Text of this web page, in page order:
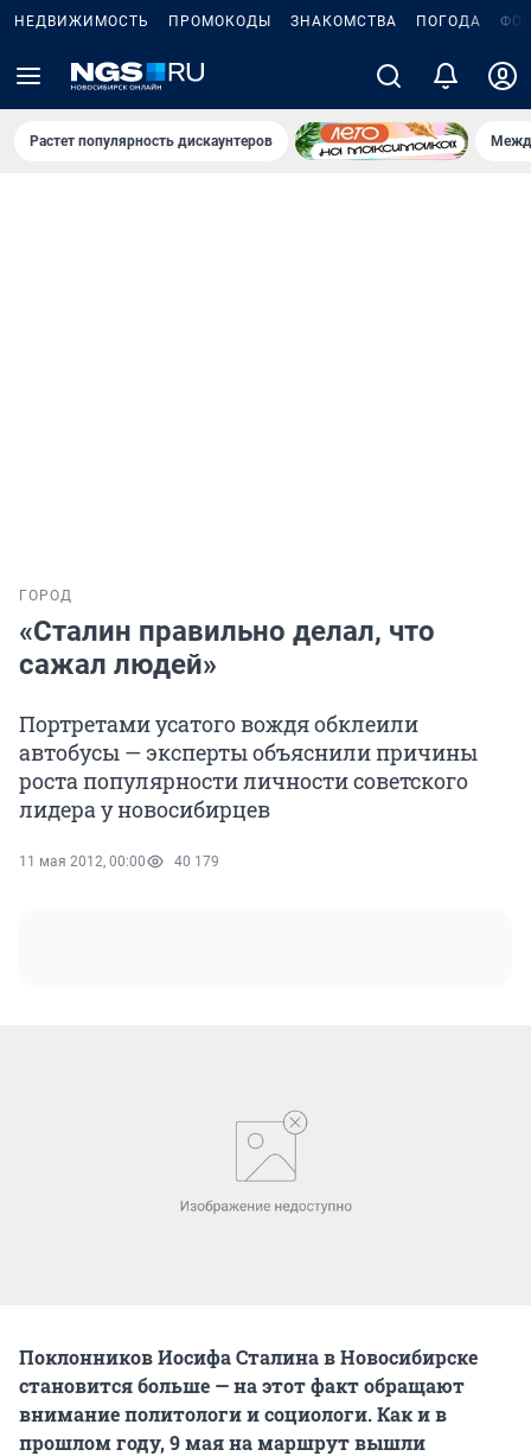
НЕДВИЖИМОСТЬ ПРОМОКОДЫ ЗНАКОМСТВА ПОГОДА
Растет популярность дискаунтеров
ГОРОД
«Сталин правильно делал, что
сажал людей»
Портретами усатого вождя обклеили
автобусы — эксперты объяснили причины
роста популярности личности советского
лидера у новосибирцев
11 мая 2012, 00:00 40 179
Поклонников Иосифа Сталина в Новосибирске
становится больше — на этот факт обращают
внимание политологи и социологи. Как и в
прошлом году, 9 мая на маршрут вышли